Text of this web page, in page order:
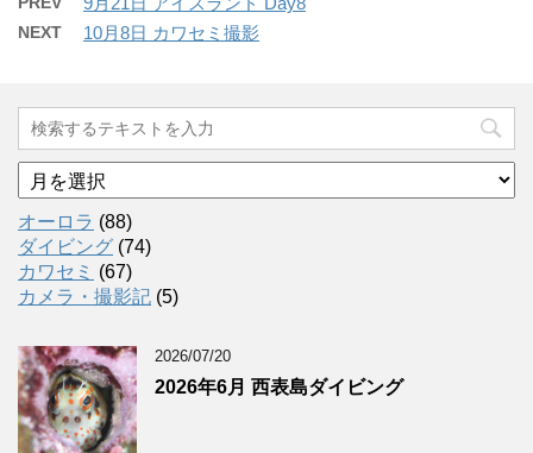
NEXT 10月8日 カワセミ撮影
ア
ー
カ
イ
ブ
オーロラ (88)
ダイビング (74)
カワセミ (67)
カメラ・撮影記 (5)
2026/07/20
2026年6月 西表島ダイビング